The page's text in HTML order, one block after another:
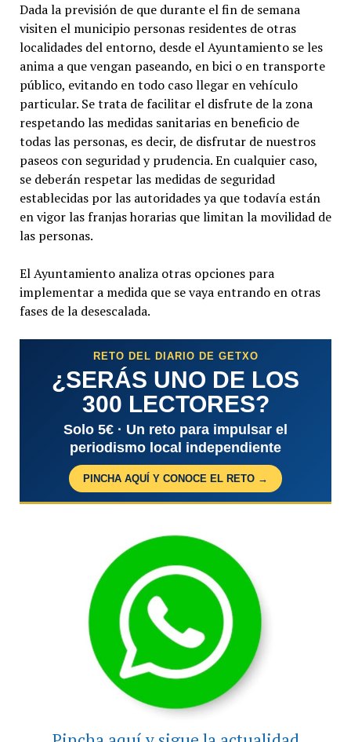
Dada la previsión de que durante el fin de semana
visiten el municipio personas residentes de otras
localidades del entorno, desde el Ayuntamiento se les
anima a que vengan paseando, en bici o en transporte
público, evitando en todo caso llegar en vehículo
particular. Se trata de facilitar el disfrute de la zona
respetando las medidas sanitarias en beneficio de
todas las personas, es decir, de disfrutar de nuestros
paseos con seguridad y prudencia. En cualquier caso,
se deberán respetar las medidas de seguridad
establecidas por las autoridades ya que todavía están
en vigor las franjas horarias que limitan la movilidad de
las personas.
El Ayuntamiento analiza otras opciones para
implementar a medida que se vaya entrando en otras
fases de la desescalada.
RETO DEL DIARIO DE GETXO
¿SERÁS UNO DE LOS
300 LECTORES?
Solo 5€ · Un reto para impulsar el
periodismo local independiente
PINCHA AQUÍ Y CONOCE EL RETO →